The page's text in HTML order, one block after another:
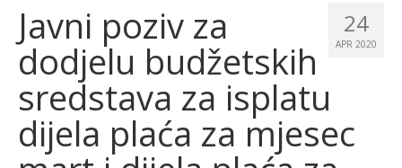
Službeni glasnici
Javne nabavke
Značajni datumi i manifestacije
Program energetske efikasnosti u stambenom
sektoru
24
APR 2020
Javni poziv za
dodjelu budžetskih
sredstava za isplatu
dijela plaća za mjesec